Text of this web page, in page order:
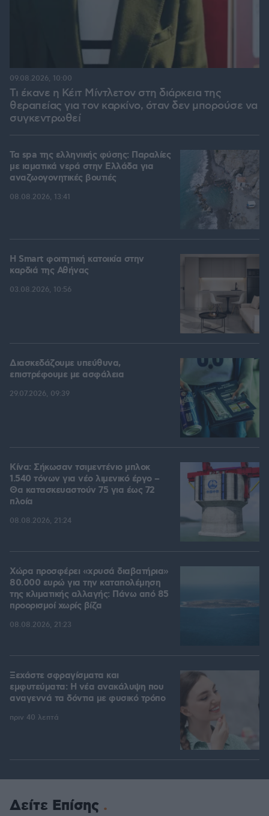
Τι έκανε η Κέιτ Μίντλετον στη διάρκεια της
θεραπείας για τον καρκίνο, όταν δεν μπορούσε να
συγκεντρωθεί
09.08.2026, 10:00
Τα spa της ελληνικής φύσης: Παραλίες
με ιαματικά νερά στην Ελλάδα για
αναζωογονητικές βουτιές
08.08.2026, 13:41
Η Smart φοιτητική κατοικία στην
καρδιά της Αθήνας
03.08.2026, 10:56
Διασκεδάζουμε υπεύθυνα,
επιστρέφουμε με ασφάλεια
29.07.2026, 09:39
Κίνα: Σήκωσαν τσιμεντένιο μπλοκ
1.540 τόνων για νέο λιμενικό έργο –
Θα κατασκευαστούν 75 για έως 72
πλοία
08.08.2026, 21:24
Χώρα προσφέρει «χρυσά διαβατήρια»
80.000 ευρώ για την καταπολέμηση
της κλιματικής αλλαγής: Πάνω από 85
προορισμοί χωρίς βίζα
08.08.2026, 21:23
Ξεχάστε σφραγίσματα και
εμφυτεύματα: Η νέα ανακάλυψη που
αναγεννά τα δόντια με φυσικό τρόπο
πριν 40 λεπτά
Δείτε Επίσης